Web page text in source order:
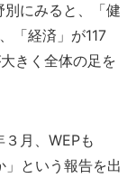
にみると、「健
「経済」が117
きく全体の足を
月、WEPも
」という報告を出